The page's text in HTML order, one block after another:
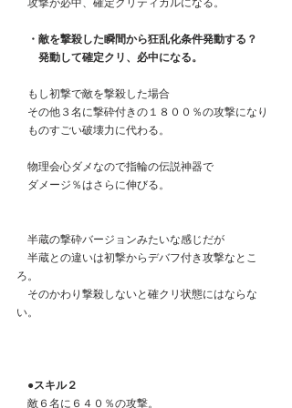
攻撃が必中、確定クリティカルになる。
・敵を撃殺した瞬間から狂乱化条件発動する？
発動して確定クリ、必中になる。
もし初撃で敵を撃殺した場合
その他３名に撃砕付きの１８００％の攻撃になり
ものすごい破壊力に代わる。
物理会心ダメなので指輪の伝説神器で
ダメージ％はさらに伸びる。
半蔵の撃砕バージョンみたいな感じだが
半蔵との違いは初撃からデバフ付き攻撃なとこ
ろ。
そのかわり撃殺しないと確クリ状態にはならな
い。
●スキル２
敵６名に６４０％の攻撃。